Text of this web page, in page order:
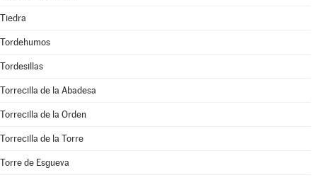
Tiedra
Tordehumos
Tordesillas
Torrecilla de la Abadesa
Torrecilla de la Orden
Torrecilla de la Torre
Torre de Esgueva